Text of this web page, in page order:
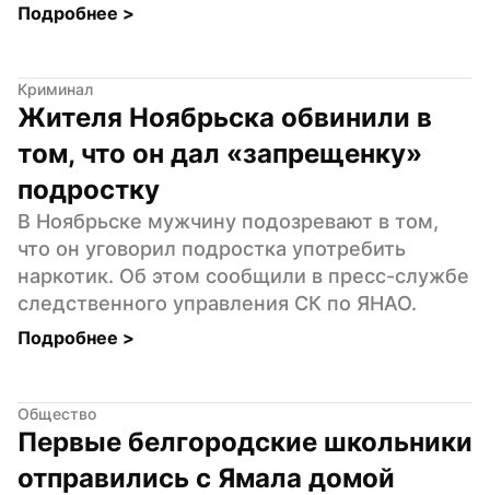
Подробнее >
Криминал
Жителя Ноябрьска обвинили в
том, что он дал «запрещенку»
подростку
В Ноябрьске мужчину подозревают в том,
что он уговорил подростка употребить
наркотик. Об этом сообщили в пресс-службе
следственного управления СК по ЯНАО.
Подробнее >
Общество
Первые белгородские школьники
отправились с Ямала домой